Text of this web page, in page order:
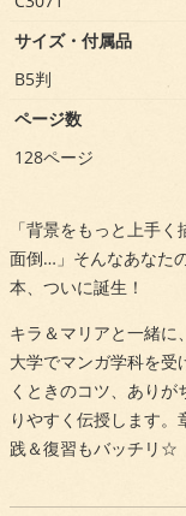
サイズ・付属品
B5判
ページ数
128ページ
「背景をもっと上手
面倒…」そんなあなた
本、ついに誕生！
キラ＆マリアと一緒
大学でマンガ学科を受
くときのコツ、あり
りやすく伝授します
践＆復習もバッチリ☆